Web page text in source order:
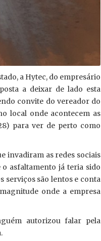
a Hytec, do empresário
a deixar de lado esta
convite do vereador do
local onde acontecem as
para ver de perto como
invadiram as redes sociais
asfaltamento já teria sido
serviços são lentos e conta
onde a empresa
autorizou falar pela